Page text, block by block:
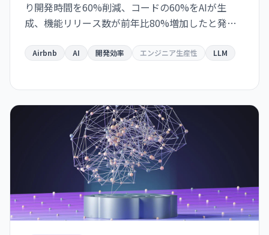
り開発時間を60%削減、コードの60%をAIが生
成、機能リリース数が前年比80%増加したと発表
Airbnb AI 開発効率 エンジニア生産性 LLM